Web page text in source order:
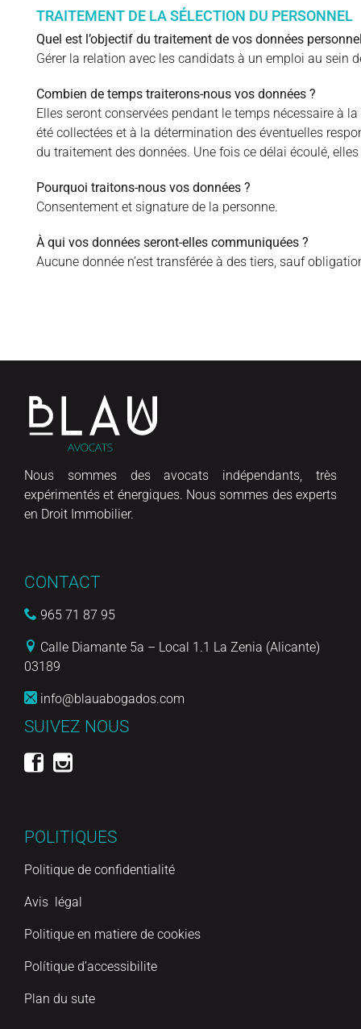
TRAITEMENT DE LA SÉLECTION DU PERSONNEL
Quel est l’objectif du traitement de vos données
Gérer la relation avec les candidats à un emploi au sein
Combien de temps traiterons-nous vos données ?
Elles seront conservées pendant le temps nécessaire à
été collectées et à la détermination des éventuelles
du traitement des données. Une fois ce délai écoulé,
Pourquoi traitons-nous vos données ?
Consentement et signature de la personne.
À qui vos données seront-elles communiquées ?
Aucune donnée n’est transférée à des tiers, sauf
Nous sommes des avocats indépendants, très
expérimentés et énergiques. Nous sommes des experts
en Droit Immobilier.
CONTACT
965 71 87 95
Calle Diamante 5a – Local 1.1 La Zenia (Alicante)
03189
info@blauabogados.com
SUIVEZ NOUS
POLITIQUES
Politique de confidentialité
Avis légal
Politique en matiere de cookies
Polítique d’accessibilite
Plan du sute